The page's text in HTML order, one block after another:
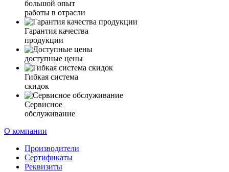
большой опыт
работы в отрасли
Гарантия качества
продукции
доступные цены
Гибкая система
скидок
Сервисное
обслуживание
О компании
Производители
Сертификаты
Реквизиты